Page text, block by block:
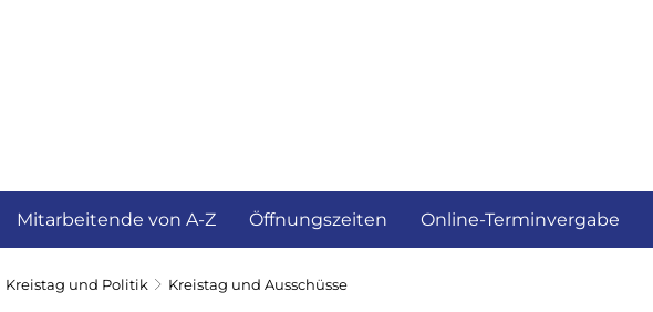
Mitarbeitende von A-Z Öffnungszeiten Online-Terminvergabe
Kreistag und Politik Kreistag und Ausschüsse